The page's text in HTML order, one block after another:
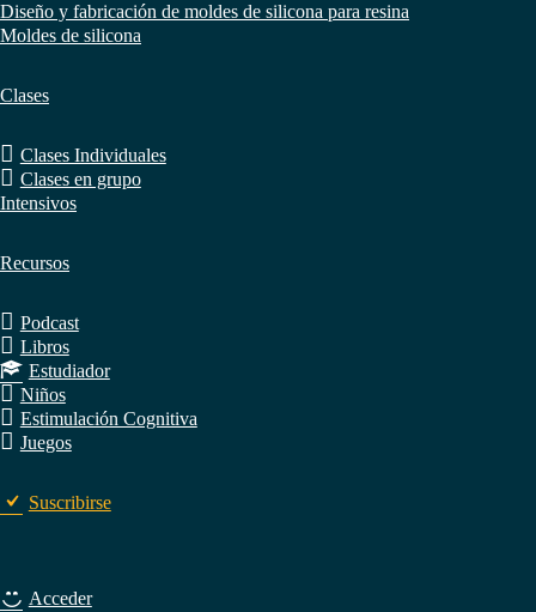
Diseño y fabricación de moldes de silicona para resina
Moldes de silicona
Clases
Clases Individuales
Clases en grupo
Intensivos
Recursos
Podcast
Libros
Estudiador
Niños
Estimulación Cognitiva
Juegos
Suscribirse
Acceder